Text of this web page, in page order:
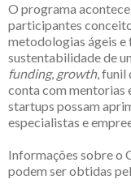
O programa
participantes
metodologias ágeis e
sustentabilidade de
funding, growth, funil
conta com mentorias
startups possam
especialistas e
Informações sobre o
podem ser obtidas